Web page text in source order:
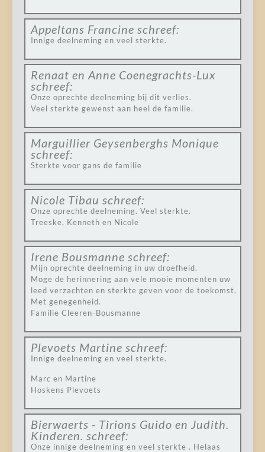
Appeltans Francine schreef:
Innige deelneming en veel sterkte.
Renaat en Anne Coenegrachts-Lux
schreef:
Onze oprechte deelneming bij dit verlies.
Veel sterkte gewenst aan heel de familie.
Marguillier Geysenberghs Monique
schreef:
Sterkte voor gans de familie
Nicole Tibau schreef:
Onze oprechte deelneming. Veel sterkte.
Treeske, Kenneth en Nicole
Irene Bousmanne schreef:
Mijn oprechte deelneming in uw droefheid.
Moge de herinnering aan vele mooie momenten uw
leed verzachten en sterkte geven voor de toekomst.
Met genegenheid.
Familie Cleeren-Bousmanne
Plevoets Martine schreef:
Innige deelneming en veel sterkte.
Marc en Martine
Hoskens Plevoets
Bierwaerts - Tirions Guido en Judith.
Kinderen. schreef:
Onze innige deelneming en veel sterkte . Helaas